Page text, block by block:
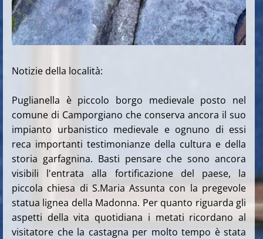
Notizie della località:
Puglianella è piccolo borgo medievale posto nel
comune di Camporgiano che conserva ancora il suo
impianto urbanistico medievale e ognuno di essi
reca importanti testimonianze della cultura e della
storia garfagnina. Basti pensare che sono ancora
visibili l'entrata alla fortificazione del paese, la
piccola chiesa di S.Maria Assunta con la pregevole
statua lignea della Madonna. Per quanto riguarda gli
aspetti della vita quotidiana i metati ricordano al
visitatore che la castagna per molto tempo è stata